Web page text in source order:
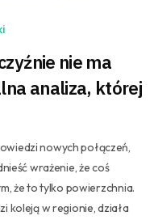
nie ma
analiza, której
nowych połączeń,
wrażenie, że coś
że to tylko powierzchnia.
koleją w regionie, działa